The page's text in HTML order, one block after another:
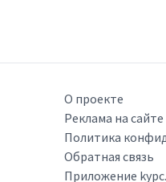
О проекте
Реклама на сайте
Политика
Обратная связь
Приложение